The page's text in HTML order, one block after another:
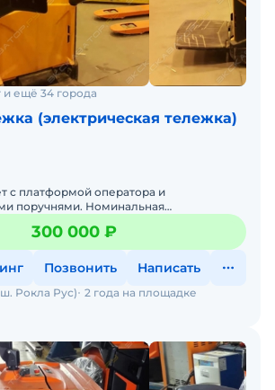
и ещё 34 города
(электрическая тележка)
с платформой оператора и
поручнями. Номинальная
2000кг. Высота подъёма 220мм —
уклонах и р
300 000 ₽
Позвонить Написать
Рокла Рус) 2 года на площадке